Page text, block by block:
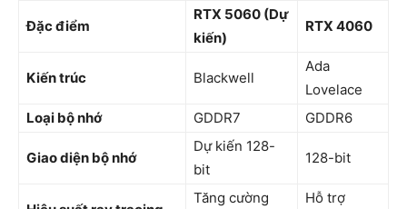
Đặc điểm
RTX 5060 (Dự
kiến)
RTX 4060
Kiến trúc Blackwell
Ada
Lovelace
Loại bộ nhớ
GDDR7 GDDR6
Giao diện bộ nhớ
Dự kiến 128-
bit
128-bit
Tăng cường
Hỗ trợ